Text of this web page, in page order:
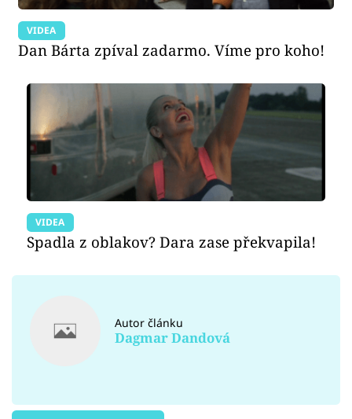
VIDEA
Dan Bárta zpíval zadarmo. Víme pro koho!
VIDEA
Spadla z oblakov? Dara zase překvapila!
Autor článku
Dagmar Dandová